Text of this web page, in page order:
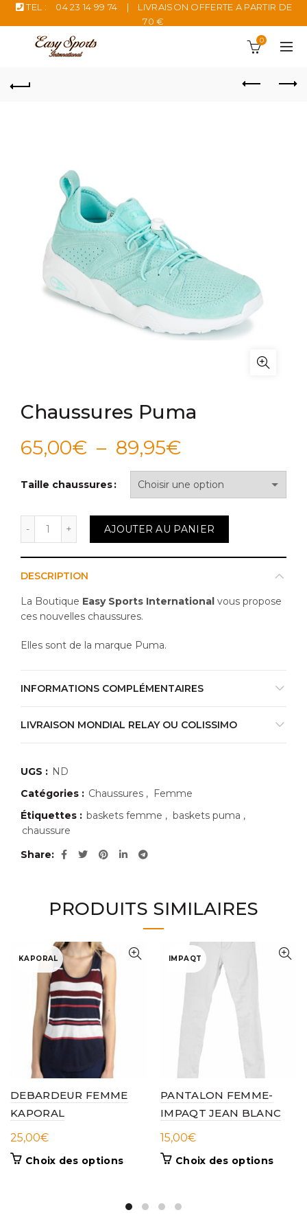
TEL : 04 23 14 99 74 |
LIVRAISON OFFERTE A PARTIR DE
70 €
0
Chaussures Puma
65,00€ – 89,95€Plage
de
65,00€
89,95€
Taille chaussures
quantité de Chaussures Puma
AJOUTER AU PANIER
DESCRIPTION
La Boutique Easy Sports International vous propose
ces nouvelles chaussures.
Elles sont de la marque Puma.
INFORMATIONS COMPLÉMENTAIRES
LIVRAISON MONDIAL RELAY OU COLISSIMO
UGS : ND
Catégories : Chaussures , Femme
Étiquettes : baskets femme , baskets puma ,
chaussure
Share
PRODUITS SIMILAIRES
KAPORAL
DEBARDEUR FEMME
KAPORAL
25,00€
Choix des optionsCe
plusieurs
IMPAQT
PANTALON FEMME-
IMPAQT JEAN BLANC
15,00€
Choix des optionsCe